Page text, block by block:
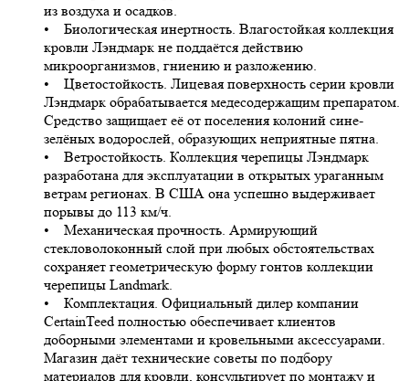
из воздуха и осадков.
• Биологическая инертность. Влагостойкая коллекция
кровли Лэндмарк не поддаётся действию
микроорганизмов, гниению и разложению.
• Цветостойкость. Лицевая поверхность серии кровли
Лэндмарк обрабатывается медесодержащим препаратом.
Средство защищает её от поселения колоний сине-
зелёных водорослей, образующих неприятные пятна.
• Ветростойкость. Коллекция черепицы Лэндмарк
разработана для эксплуатации в открытых ураганным
ветрам регионах. В США она успешно выдерживает
порывы до 113 км/ч.
• Механическая прочность. Армирующий
стекловолоконный слой при любых обстоятельствах
сохраняет геометрическую форму гонтов коллекции
черепицы Landmark.
• Комплектация. Официальный дилер компании
CertainTeed полностью обеспечивает клиентов
доборными элементами и кровельными аксессуарами.
Магазин даёт технические советы по подбору
материалов для кровли, консультирует по монтажу и